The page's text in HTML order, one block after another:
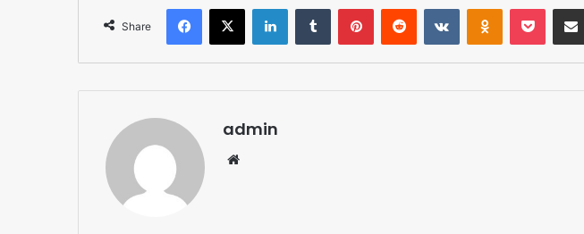
Share
Facebook
X LinkedInTumblr PinterestReddit VKontakteOdnoklassniki
Pocket
admin